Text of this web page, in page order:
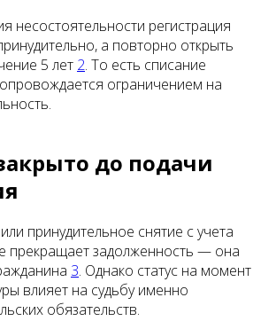
несостоятельности регистрация
а повторно открыть
5 лет 2. То есть списание
ограничением на
до подачи
принудительное снятие с учета
прекращает задолженность — она
3. Однако статус на момент
влияет на судьбу именно
обязательств.